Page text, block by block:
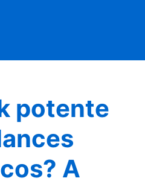
potente
A